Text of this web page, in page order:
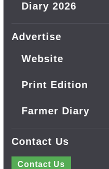
Diary 2026
Advertise
Website
Print Edition
Farmer Diary
Contact Us
Contact Us